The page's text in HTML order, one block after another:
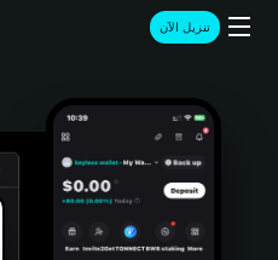
تنزيل الآن